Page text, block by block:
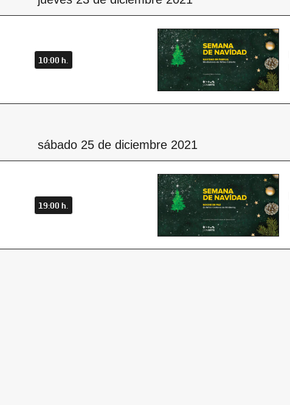
10:00 h.
sábado 25 de diciembre 2021
19:00 h.